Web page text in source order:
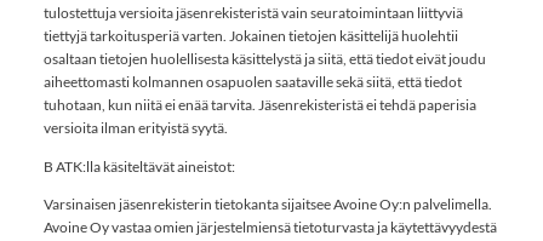
tulostettuja versioita jäsenrekisteristä vain seuratoimintaan liittyviä
tiettyjä tarkoitusperiä varten. Jokainen tietojen käsittelijä huolehtii
osaltaan tietojen huolellisesta käsittelystä ja siitä, että tiedot eivät joudu
aiheettomasti kolmannen osapuolen saataville sekä siitä, että tiedot
tuhotaan, kun niitä ei enää tarvita. Jäsenrekisteristä ei tehdä paperisia
versioita ilman erityistä syytä.
B ATK:lla käsiteltävät aineistot:
Varsinaisen jäsenrekisterin tietokanta sijaitsee Avoine Oy:n palvelimella.
Avoine Oy vastaa omien järjestelmiensä tietoturvasta ja käytettävyydestä